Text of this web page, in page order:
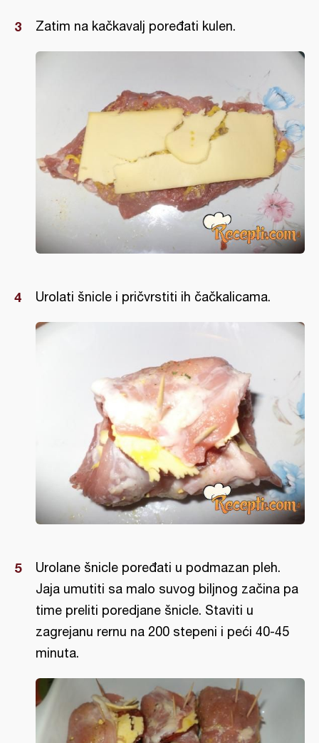
Zatim na kačkavalj poređati kulen.
Urolati šnicle i pričvrstiti ih čačkalicama.
Urolane šnicle poređati u podmazan pleh.
Jaja umutiti sa malo suvog biljnog začina pa
time preliti poredjane šnicle. Staviti u
zagrejanu rernu na 200 stepeni i peći 40-45
minuta.